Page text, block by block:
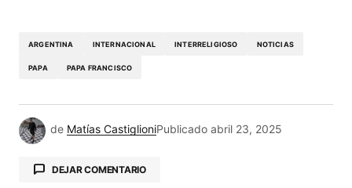
ARGENTINA INTERNACIONAL INTERRELIGIOSO NOTICIAS
PAPA PAPA FRANCISCO
de Matías CastiglioniPublicado abril 23, 2025
DEJAR COMENTARIO